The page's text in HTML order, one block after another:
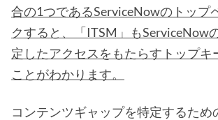
合の1つであるServiceNowのトップ
クすると、「ITSM」もServiceNow
定したアクセスをもたらすトップキ
ことがわかります。
コンテンツギャップを特定するため